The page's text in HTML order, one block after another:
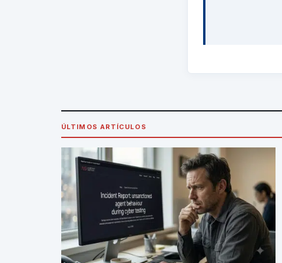
ÚLTIMOS ARTÍCULOS